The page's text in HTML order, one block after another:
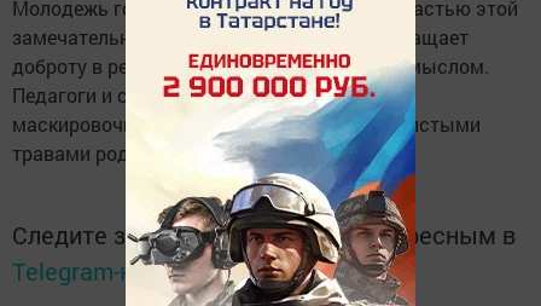
Молодежь гордится тем, что можем быть частью этой
замечательной инициативы, которая превращает
доброту в реальность и наполняет жизнь смыслом.
Педагоги и студенты научились плетению
маскировочных сетей и фасовке чая с душистыми
травами родного края для бойцов на СВО.
Следите за самым важным и интересным в
Telegram-каналеТатмедиа